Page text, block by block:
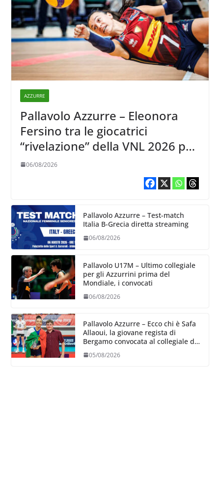
AZZURRE
Pallavolo Azzurre – Eleonora
Fersino tra le giocatrici
“rivelazione” della VNL 2026 per
Volleyball World
06/08/2026
Pallavolo Azzurre – Test-match
Italia B-Grecia diretta streaming
06/08/2026
Pallavolo U17M – Ultimo collegiale
per gli Azzurrini prima del
Mondiale, i convocati
06/08/2026
Pallavolo Azzurre – Ecco chi è Safa
Allaoui, la giovane regista di
Bergamo convocata al collegiale di
05/08/2026